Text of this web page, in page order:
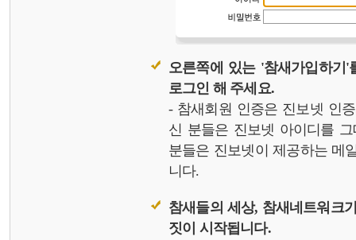
오른쪽에 있는 '참새가입하기
로그인 해 주세요.
- 참새회원 인증은 진보넷 인
신 분들은 진보넷 아이디를
분들은 진보넷이 제공하는 메
니다.
참새들의 세상, 참새네트워크
짓이 시작됩니다.